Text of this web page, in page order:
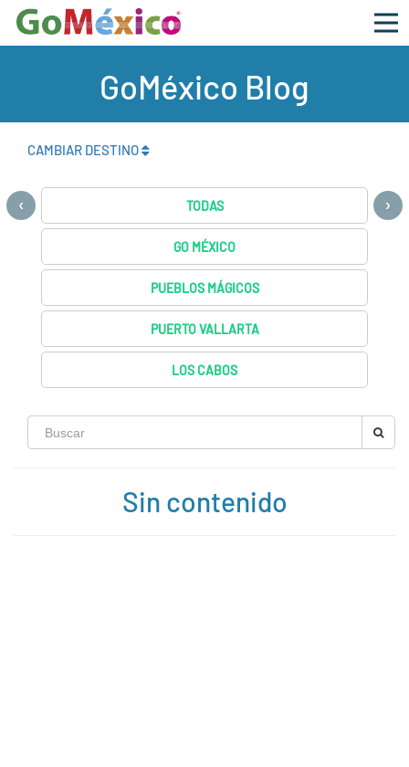
GoMéxico Blog
CAMBIAR DESTINO
TODAS
GO MÉXICO
PUEBLOS MÁGICOS
PUERTO VALLARTA
LOS CABOS
‹ ›
Sin contenido